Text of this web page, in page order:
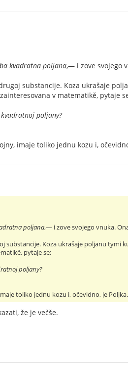
kvadratna poljana,— i zove svojego
substancije. Koza ukrašaje
v matematikě, pytaje
poljany?
imaje toliko jednu kozu i,
poljana,— i zove svojego vnuka.
Koza ukrašaje poljanu tymi
pytaje se:
poljany?
toliko jednu kozu i, očevidno, je Poljka.
že je večše.